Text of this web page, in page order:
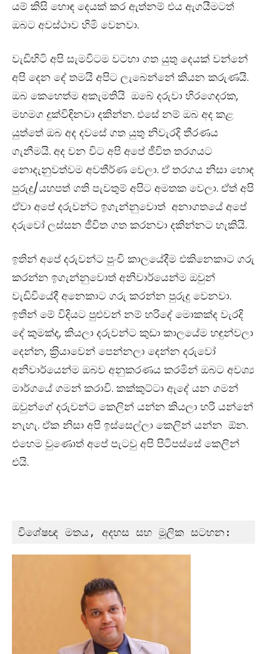
යම් කිසි හොඳ දෙයක් කර ඇත්නම් එය ඇගයීමටත්
ඔබට අවස්ථාව හිමි වෙනවා.
වැඩිහිටි අපි සැමවිටම වටහා ගත යුතු දෙයක් වන්නේ
අපි දෙන දේ තමයි අපිට ලැබෙන්නේ කියන කරුණයි.
ඔබ කෙහෙත්ම අකැමතියි ඔබේ දරුවා හිරගෙදරක,
මහමග දුක්විඳිනවා දකින්න. එසේ නම් ඔබ අද කළ
යුත්තේ ඔබ අද දවසේ ගත යුතු නිවැරදි තීරණය
ගැනීමයි. අද වන විට අපි අපේ ජීවිත තරගයට
නොදැනුවත්වම අවතීර්ණ වෙලා. ඒ තරගය නිසා හොඳ
පුරුදු/යහපත් ගති පැවතුම් අපිට අමතක වෙලා. ඒත් අපි
ඒවා අපේ දරුවන්ට ඉගැන්නුවොත් අනාගතයේ අපේ
දරුවෝ ලස්සන ජීවිත ගත කරනවා දකින්නට හැකියි.
ඉතින් අපේ දරුවන්ට පුංචි කාලයේදීම එකිනෙකාට ගරු
කරන්න ඉගැන්නුවොත් අනිවාර්යෙන්ම ඔවුන්
වැඩිවියේදී අනෙකාට ගරු කරන්න පුරුදු වෙනවා.
ඉතින් මේ විදියට පුළුවන් නම් හරිදේ මොකක්ද වැරදි
දේ කුමක්ද, කියලා දරුවන්ට කුඩා කාලයේම හඳුන්වලා
දෙන්න, ක‍්‍රියාවෙන් පෙන්නලා දෙන්න දරුවෝ
අනිවාර්යෙන්ම ඔබව අනුකරණය කරමින් ඔබට අවශ්‍ය
මාර්ගයේ ගමන් කරාවි. කක්කුට්ටා ඇදේ යන ගමන්
ඔවුන්ගේ දරුවන්ට කෙලින් යන්න කියලා හරි යන්නේ
නැහැ. ඒක නිසා අපි ඉස්සෙල්ලා කෙලින් යන්න ඕන.
එහෙම වුණොත් අපේ පැටවු අපි පිටිපස්සේ කෙලින්
එයි.
විශේෂඥ මතය, අදහස සහ මූලික සටහන: